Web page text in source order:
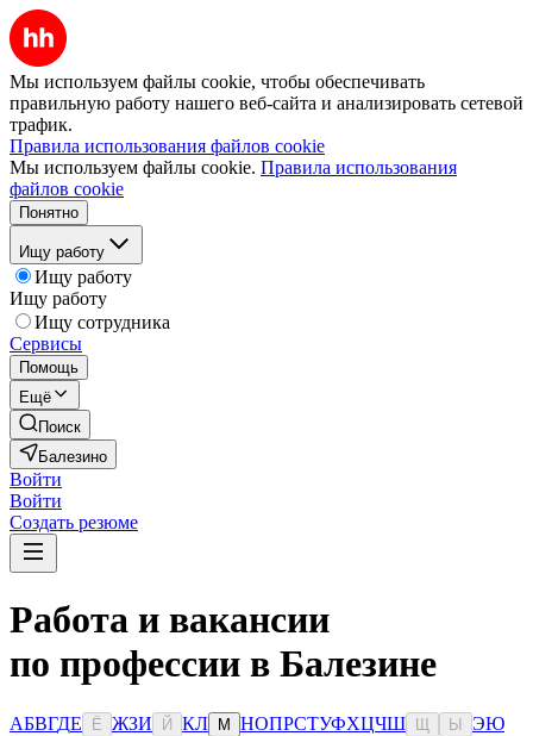
Мы используем файлы cookie, чтобы обеспечивать
правильную работу нашего веб-сайта и анализировать сетевой
трафик.
Правила использования файлов cookie
Мы используем файлы cookie. Правила использования
файлов cookie
Понятно
Ищу работу
Ищу работу
Ищу работу
Ищу сотрудника
Сервисы
Помощь
Ещё
Поиск
Балезино
Войти
Войти
Создать резюме
Работа и вакансии
по профессии в Балезине
АБВГДЕ Ё ЖЗИ Й КЛ М НОПРСТУФХЦЧШ Ы ЭЮ